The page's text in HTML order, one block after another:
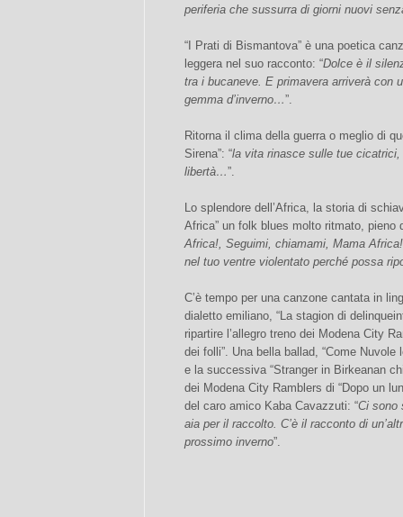
periferia che sussurra di giorni nuovi
“I Prati di Bismantova” è una poetica
leggera nel suo racconto: “Dolce è il
tra i bucaneve. E primavera arriverà con
gemma d’inverno…”.
Ritorna il clima della guerra o meglio di
Sirena”: “la vita rinasce sulle tue
libertà…”.
Lo splendore dell’Africa, la storia di
Africa” un folk blues molto ritmato, pieno
Africa!, Seguimi, chiamami, Mama
nel tuo ventre violentato perché possa
C’è tempo per una canzone cantata in
dialetto emiliano, “La stagion di
ripartire l’allegro treno dei Modena City
dei folli”. Una bella ballad, “Come
e la successiva “Stranger in Birkeanan
dei Modena City Ramblers di “Dopo un
del caro amico Kaba Cavazzuti: “Ci sono
aia per il raccolto. C’è il racconto di
prossimo inverno”.